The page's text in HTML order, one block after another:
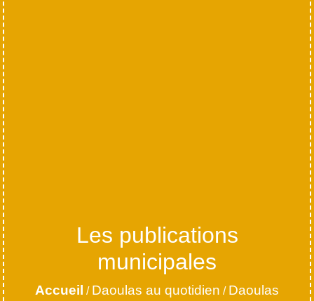
Les publications
municipales
Accueil / Daoulas au quotidien / Daoulas